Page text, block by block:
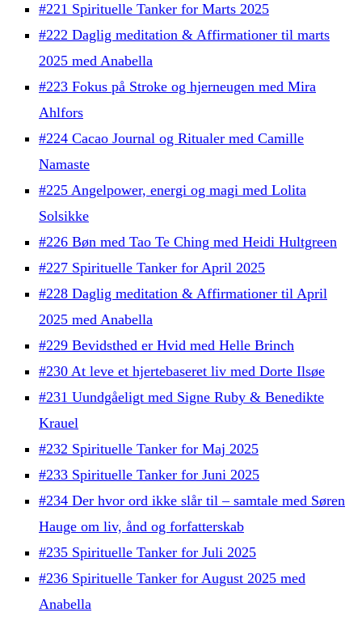
#221 Spirituelle Tanker for Marts 2025
#222 Daglig meditation & Affirmationer til marts
2025 med Anabella
#223 Fokus på Stroke og hjerneugen med Mira
Ahlfors
#224 Cacao Journal og Ritualer med Camille
Namaste
#225 Angelpower, energi og magi med Lolita
Solsikke
#226 Bøn med Tao Te Ching med Heidi Hultgreen
#227 Spirituelle Tanker for April 2025
#228 Daglig meditation & Affirmationer til April
2025 med Anabella
#229 Bevidsthed er Hvid med Helle Brinch
#230 At leve et hjertebaseret liv med Dorte Ilsøe
#231 Uundgåeligt med Signe Ruby & Benedikte
Krauel
#232 Spirituelle Tanker for Maj 2025
#233 Spirituelle Tanker for Juni 2025
#234 Der hvor ord ikke slår til – samtale med Søren
Hauge om liv, ånd og forfatterskab
#235 Spirituelle Tanker for Juli 2025
#236 Spirituelle Tanker for August 2025 med
Anabella